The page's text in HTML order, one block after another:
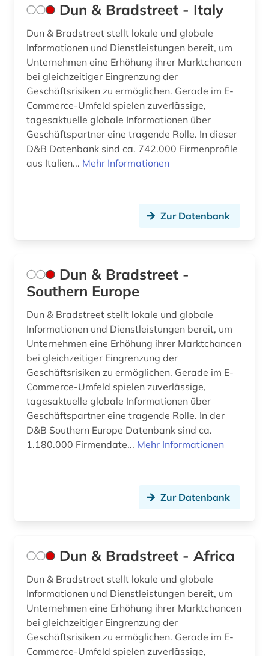
Dun & Bradstreet - Italy
Dun & Bradstreet stellt lokale und globale
Informationen und Dienstleistungen bereit, um
Unternehmen eine Erhöhung ihrer Marktchancen
bei gleichzeitiger Eingrenzung der
Geschäftsrisiken zu ermöglichen. Gerade im E-
Commerce-Umfeld spielen zuverlässige,
tagesaktuelle globale Informationen über
Geschäftspartner eine tragende Rolle. In dieser
D&B Datenbank sind ca. 742.000 Firmenprofile
aus Italien... Mehr Informationen
Zur Datenbank
Dun & Bradstreet -
Southern Europe
Dun & Bradstreet stellt lokale und globale
Informationen und Dienstleistungen bereit, um
Unternehmen eine Erhöhung ihrer Marktchancen
bei gleichzeitiger Eingrenzung der
Geschäftsrisiken zu ermöglichen. Gerade im E-
Commerce-Umfeld spielen zuverlässige,
tagesaktuelle globale Informationen über
Geschäftspartner eine tragende Rolle. In der
D&B Southern Europe Datenbank sind ca.
1.180.000 Firmendate... Mehr Informationen
Zur Datenbank
Dun & Bradstreet - Africa
Dun & Bradstreet stellt lokale und globale
Informationen und Dienstleistungen bereit, um
Unternehmen eine Erhöhung ihrer Marktchancen
bei gleichzeitiger Eingrenzung der
Geschäftsrisiken zu ermöglichen. Gerade im E-
Commerce-Umfeld spielen zuverlässige,